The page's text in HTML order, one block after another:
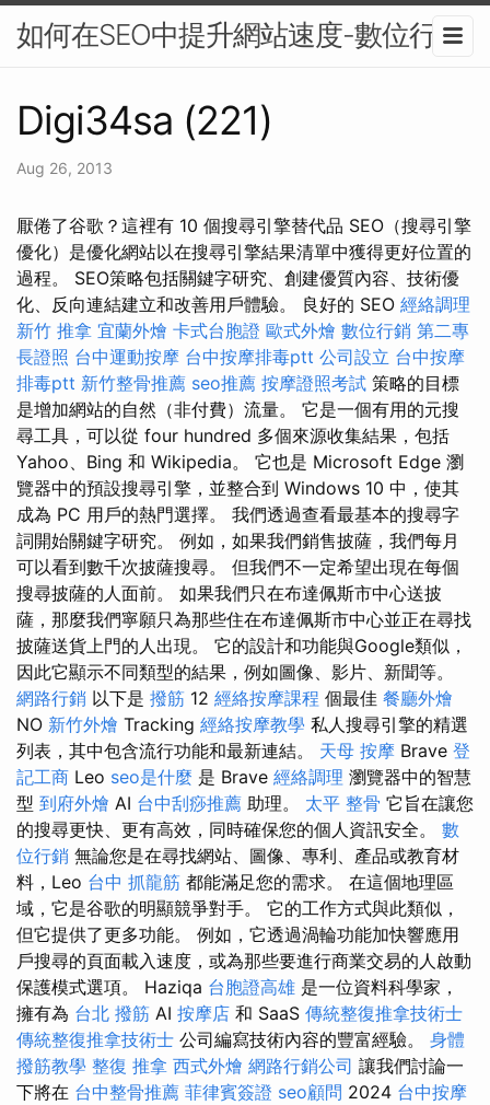
如何在SEO中提升網站速度-數位行銷
Digi34sa (221)
Aug 26, 2013
厭倦了谷歌？這裡有 10 個搜尋引擎替代品 SEO（搜尋引擎
優化）是優化網站以在搜尋引擎結果清單中獲得更好位置的
過程。 SEO策略包括關鍵字研究、創建優質內容、技術優
化、反向連結建立和改善用戶體驗。 良好的 SEO 經絡調理
新竹 推拿 宜蘭外燴 卡式台胞證 歐式外燴 數位行銷 第二專
長證照 台中運動按摩 台中按摩排毒ptt 公司設立 台中按摩
排毒ptt 新竹整骨推薦 seo推薦 按摩證照考試 策略的目標
是增加網站的自然（非付費）流量。 它是一個有用的元搜
尋工具，可以從 four hundred 多個來源收集結果，包括
Yahoo、Bing 和 Wikipedia。 它也是 Microsoft Edge 瀏
覽器中的預設搜尋引擎，並整合到 Windows 10 中，使其
成為 PC 用戶的熱門選擇。 我們透過查看最基本的搜尋字
詞開始關鍵字研究。 例如，如果我們銷售披薩，我們每月
可以看到數千次披薩搜尋。 但我們不一定希望出現在每個
搜尋披薩的人面前。 如果我們只在布達佩斯市中心送披
薩，那麼我們寧願只為那些住在布達佩斯市中心並正在尋找
披薩送貨上門的人出現。 它的設計和功能與Google類似，
因此它顯示不同類型的結果，例如圖像、影片、新聞等。
網路行銷 以下是 撥筋 12 經絡按摩課程 個最佳 餐廳外燴
NO 新竹外燴 Tracking 經絡按摩教學 私人搜尋引擎的精選
列表，其中包含流行功能和最新連結。 天母 按摩 Brave 登
記工商 Leo seo是什麼 是 Brave 經絡調理 瀏覽器中的智慧
型 到府外燴 AI 台中刮痧推薦 助理。 太平 整骨 它旨在讓您
的搜尋更快、更有高效，同時確保您的個人資訊安全。 數
位行銷 無論您是在尋找網站、圖像、專利、產品或教育材
料，Leo 台中 抓龍筋 都能滿足您的需求。 在這個地理區
域，它是谷歌的明顯競爭對手。 它的工作方式與此類似，
但它提供了更多功能。 例如，它透過渦輪功能加快響應用
戶搜尋的頁面載入速度，或為那些要進行商業交易的人啟動
保護模式選項。 Haziqa 台胞證高雄 是一位資料科學家，
擁有為 台北 撥筋 AI 按摩店 和 SaaS 傳統整復推拿技術士
傳統整復推拿技術士 公司編寫技術內容的豐富經驗。 身體
撥筋教學 整復 推拿 西式外燴 網路行銷公司 讓我們討論一
下將在 台中整骨推薦 菲律賓簽證 seo顧問 2024 台中按摩